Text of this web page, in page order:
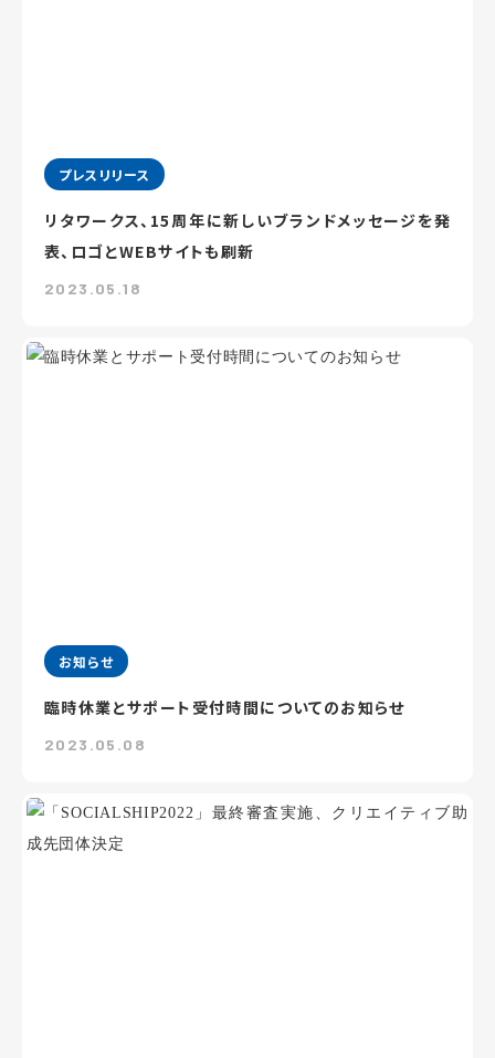
プレスリリース
リタワークス、15周年に新しいブランドメッセージを発
表、ロゴとWEBサイトも刷新
2023.05.18
お知らせ
臨時休業とサポート受付時間についてのお知らせ
2023.05.08